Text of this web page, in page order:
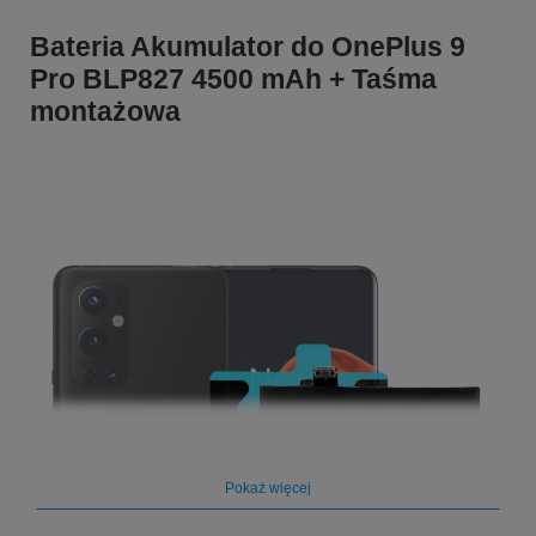
Bateria Akumulator do OnePlus 9
Pro BLP827 4500 mAh + Taśma
montażowa
Pokaż więcej